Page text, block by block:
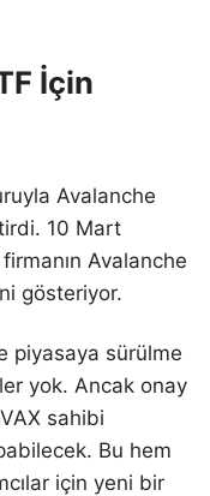
İçin
Avalanche
10 Mart
Avalanche
gösteriyor.
piyasaya sürülme
yok. Ancak onay
sahibi
Bu hem
için yeni bir